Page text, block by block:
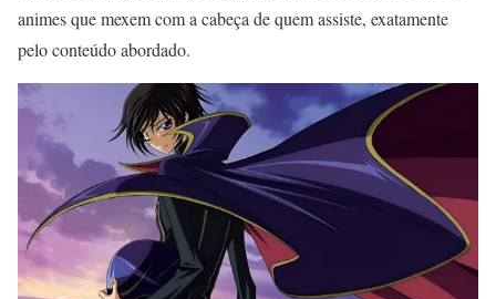
animes que mexem com a cabeça de quem assiste, exatamente
pelo conteúdo abordado.